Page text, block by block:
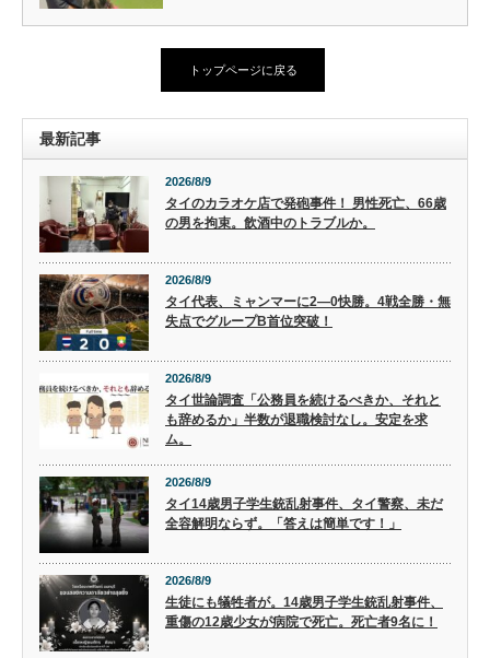
トップページに戻る
最新記事
2026/8/9
タイのカラオケ店で発砲事件！ 男性死亡、66歳
の男を拘束。飲酒中のトラブルか。
2026/8/9
タイ代表、ミャンマーに2―0快勝。4戦全勝・無
失点でグループB首位突破！
2026/8/9
タイ世論調査「公務員を続けるべきか、それと
も辞めるか」半数が退職検討なし。安定を求
ム。
2026/8/9
タイ14歳男子学生銃乱射事件、タイ警察、未だ
全容解明ならず。「答えは簡単です！」
2026/8/9
生徒にも犠牲者が。14歳男子学生銃乱射事件、
重傷の12歳少女が病院で死亡。死亡者9名に！